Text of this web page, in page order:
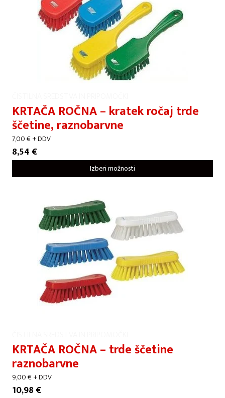
KRTAČA ROČNA – kratek ročaj trde
ščetine, raznobarvne
7,00€+ DDV
8,54 €
Izberi možnosti
KRTAČA ROČNA – trde ščetine
raznobarvne
9,00€+ DDV
10,98 €